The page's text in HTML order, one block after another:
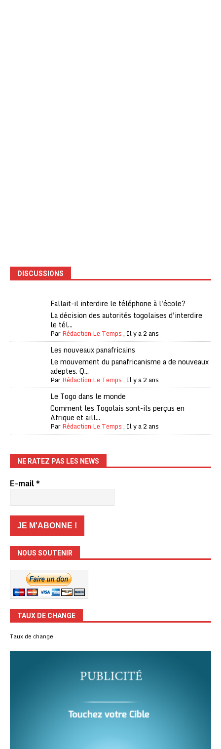
DISCUSSIONS
Fallait-il interdire le téléphone à l'école?
La décision des autorités togolaises d'interdire
le tél...
ParRédaction Le Temps, Il y a 2 ans
Les nouveaux panafricains
Le mouvement du panafricanisme a de nouveaux
adeptes. Q...
ParRédaction Le Temps, Il y a 2 ans
Le Togo dans le monde
Comment les Togolais sont-ils perçus en
Afrique et aill...
ParRédaction Le Temps, Il y a 2 ans
NE RATEZ PAS LES NEWS
E-mail*
NOUS SOUTENIR
TAUX DE CHANGE
Taux de change